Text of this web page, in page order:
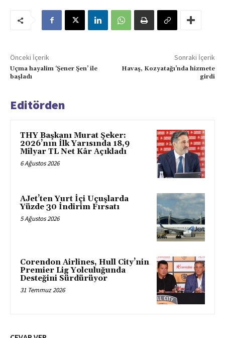
Önceki İçerik
Uçma hayalim ‘Şener Şen’ ile
başladı
Sonraki İçerik
Havaş, Kozyatağı’nda hizmete
girdi
Editörden
THY Başkanı Murat Şeker:
2026’nın İlk Yarısında 18,9
Milyar TL Net Kâr Açıkladı
6 Ağustos 2026
AJet’ten Yurt İçi Uçuşlarda
Yüzde 30 İndirim Fırsatı
5 Ağustos 2026
Corendon Airlines, Hull City’nin
Premier Lig Yolculuğunda
Desteğini Sürdürüyor
31 Temmuz 2026